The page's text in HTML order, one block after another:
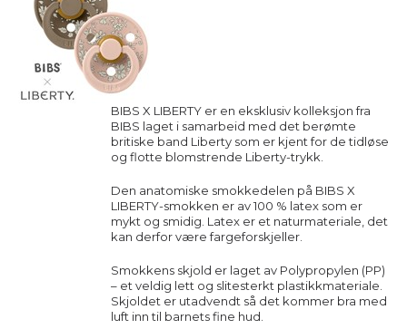
BIBS X LIBERTY er en eksklusiv kolleksjon fra
BIBS laget i samarbeid med det berømte
britiske band Liberty som er kjent for de tidløse
og flotte blomstrende Liberty-trykk.
Den anatomiske smokkedelen på BIBS X
LIBERTY-smokken er av 100 % latex som er
mykt og smidig. Latex er et naturmateriale, det
kan derfor være fargeforskjeller.
Smokkens skjold er laget av Polypropylen (PP)
– et veldig lett og slitesterkt plastikkmateriale.
Skjoldet er utadvendt så det kommer bra med
luft inn til barnets fine hud.